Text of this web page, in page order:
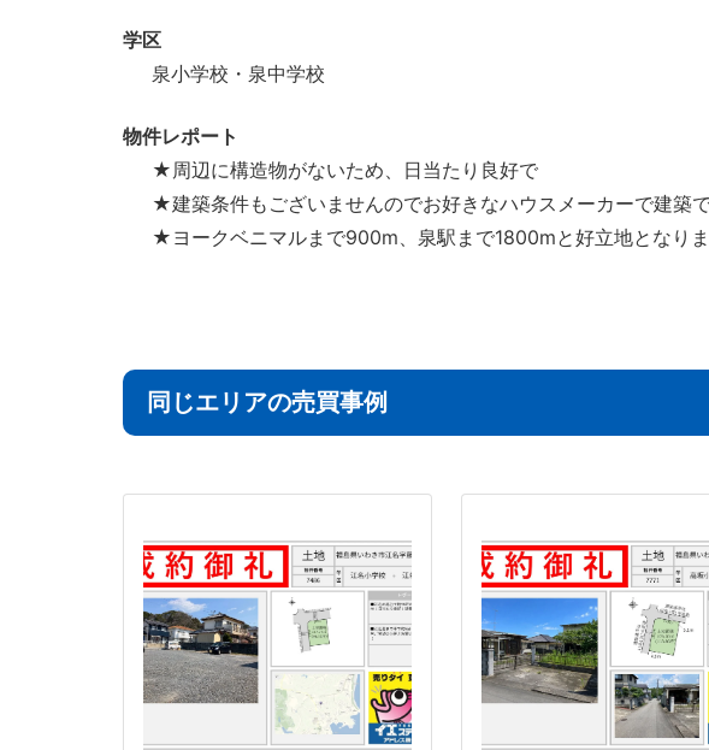
学区
泉小学校・泉中学校
物件レポート
★周辺に構造物がないため、日当たり良好で
★建築条件もございませんのでお好きなハウスメーカーで建築
★ヨークベニマルまで900m、泉駅まで1800mと好立地となりま
同じエリアの売買事例